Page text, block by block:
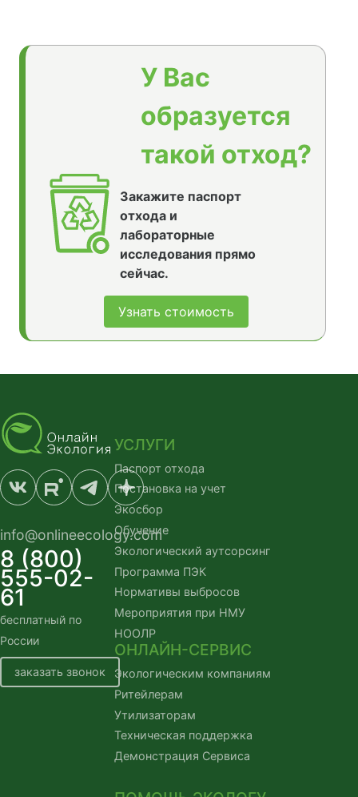
У Вас
образуется
такой отход?
Закажите паспорт
отхода и
лабораторные
исследования прямо
сейчас.
Узнать стоимость
info@onlineecology.com
8 (800)
555-02-
61
бесплатный по
России
заказать звонок
УСЛУГИ
Паспорт отхода
Постановка на учет
Экосбор
Обучение
Экологический аутсорсинг
Программа ПЭК
Нормативы выбросов
Мероприятия при НМУ
НООЛР
ОНЛАЙН-СЕРВИС
Экологическим компаниям
Ритейлерам
Утилизаторам
Техническая поддержка
Демонстрация Сервиса